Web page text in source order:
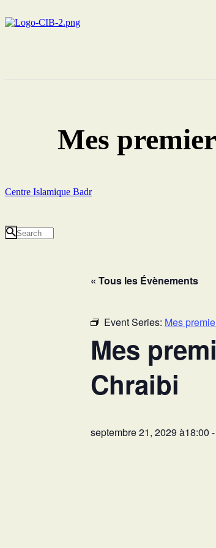
Mes
Centre Islamique Badr
« Tous les Évènements
Event Series: Mes
Mes
Chraibi
septembre 21, 2029 à18:00 -